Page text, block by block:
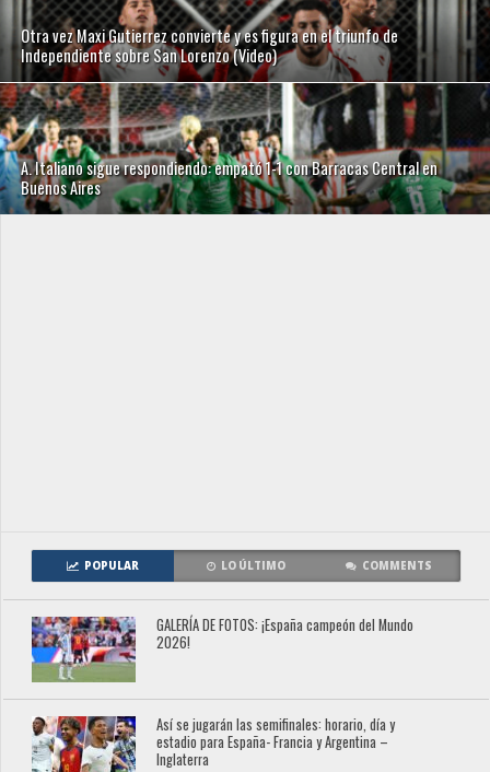
Otra vez Maxi Gutierrez convierte y es figura en el triunfo de
Independiente sobre San Lorenzo (Video)
A. Italiano sigue respondiendo: empató 1-1 con Barracas Central en
Buenos Aires
POPULAR LO ÚLTIMO COMMENTS
GALERÍA DE FOTOS: ¡España campeón del Mundo
2026!
Así se jugarán las semifinales: horario, día y
estadio para España- Francia y Argentina –
Inglaterra